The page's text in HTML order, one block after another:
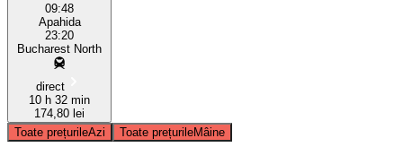
09:48
Apahida
23:20
Bucharest North
direct
10 h 32 min
174,80 lei
Toate prețurileAzi Toate prețurileMâine